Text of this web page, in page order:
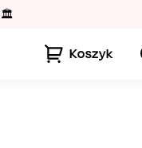
🏛️
Koszyk